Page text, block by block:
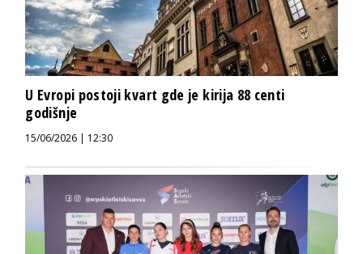
U Evropi postoji kvart gde je kirija 88 centi
godišnje
15/06/2026 | 12:30